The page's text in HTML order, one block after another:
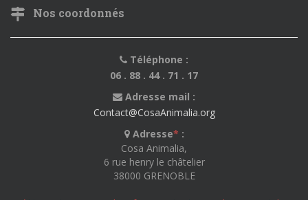
Nos coordonnés
Téléphone :
06 . 88 . 44 . 71 . 17
Adresse mail :
Contact@CosaAnimalia.org
Adresse* :
Cosa Animalia,
6 rue henry le châtelier
38000 GRENOBLE